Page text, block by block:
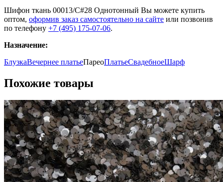
Шифон ткань 00013/C#28 Однотонный Вы можете купить
оптом, оформив заказ самостоятельно на сайте или позвонив
по телефону +7 (495) 175-07-06.
Назначение:
БлузкаВечернее платьеПареоПлатьеСвадебноеШарф
Похожие товары